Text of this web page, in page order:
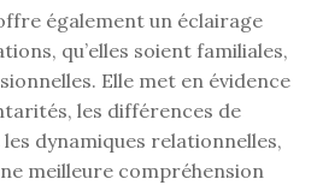
également un éclairage
qu’elles soient familiales,
Elle met en évidence
les différences de
dynamiques relationnelles,
meilleure compréhension